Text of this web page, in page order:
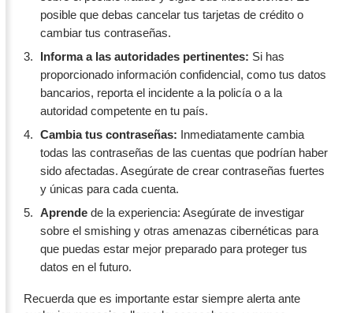
posible que debas cancelar tus tarjetas de crédito o
cambiar tus contraseñas.
Informa a las autoridades pertinentes: Si has
proporcionado información confidencial, como tus datos
bancarios, reporta el incidente a la policía o a la
autoridad competente en tu país.
Cambia tus contraseñas: Inmediatamente cambia
todas las contraseñas de las cuentas que podrían haber
sido afectadas. Asegúrate de crear contraseñas fuertes
y únicas para cada cuenta.
Aprende de la experiencia: Asegúrate de investigar
sobre el smishing y otras amenazas cibernéticas para
que puedas estar mejor preparado para proteger tus
datos en el futuro.
Recuerda que es importante estar siempre alerta ante